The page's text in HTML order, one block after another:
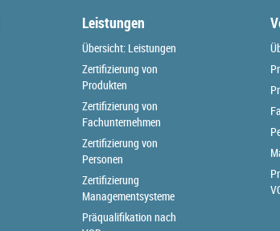
Leistungen
Übersicht: Leistungen
Zertifizierung von
Produkten
Zertifizierung von
Fachunternehmen
Zertifizierung von
Personen
Zertifizierung
Managementsysteme
Präqualifikation nach